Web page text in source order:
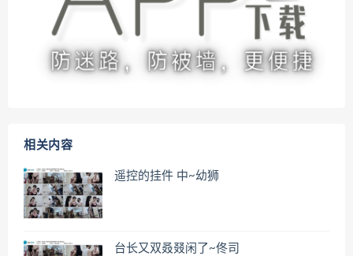
相关内容
遥控的挂件 中~幼狮
台长又双叒叕闲了~佟司